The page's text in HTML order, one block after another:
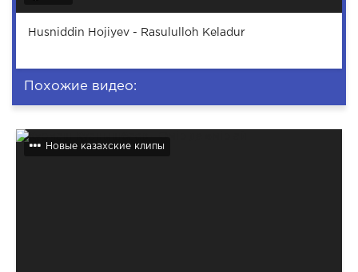
Husniddin Hojiyev - Rasululloh Keladur
Похожие видео:
Новые казахские клипы